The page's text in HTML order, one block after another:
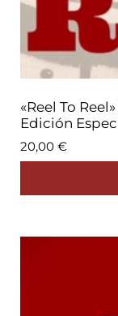
«Reel To
Edición
20,00 €